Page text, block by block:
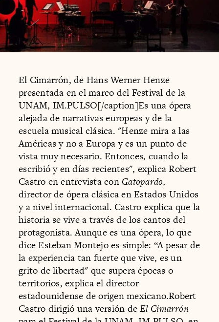
El Cimarrón, de Hans Werner Henze
presentada en el marco del Festival de la
UNAM, IM.PULSO[/caption]Es una ópera
alejada de narrativas europeas y de la
escuela musical clásica. "Henze mira a las
Américas y no a Europa y es un punto de
vista muy necesario. Entonces, cuando la
escribió y en días recientes", explica Robert
Castro en entrevista con Gatopardo,
director de ópera clásica en Estados Unidos
y a nivel internacional. Castro explica que la
historia se vive a través de los cantos del
protagonista. Aunque es una ópera, lo que
dice Esteban Montejo es simple: “A pesar de
la experiencia tan fuerte que vive, es un
grito de libertad" que supera épocas o
territorios, explica el director
estadounidense de origen mexicano.Robert
Castro dirigió una versión deEl Cimarrón